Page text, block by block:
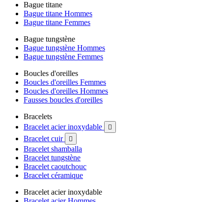
Bague titane
Bague titane Hommes
Bague titane Femmes
Bague tungstène
Bague tungstène Hommes
Bague tungstène Femmes
Boucles d'oreilles
Boucles d'oreilles Femmes
Boucles d'oreilles Hommes
Fausses boucles d'oreilles
Bracelets
Bracelet acier inoxydable

Bracelet cuir 
Bracelet shamballa
Bracelet tungstène
Bracelet caoutchouc
Bracelet céramique
Bracelet acier inoxydable